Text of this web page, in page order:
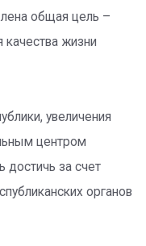
общая цель –
качества жизни
увеличения
центром
достичь за счет
органов